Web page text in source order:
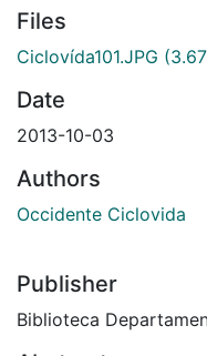
Files
Ciclovída101.JPG
Date
2013-10-03
Authors
Occidente Ciclovida
Publisher
Biblioteca